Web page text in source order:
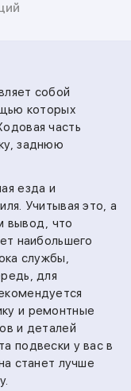
собой
которых
часть
заднюю
езда и
Учитывая это, а
вывод, что
наибольшего
службы,
для
и ремонтные
и деталей
подвески у вас в
станет лучше